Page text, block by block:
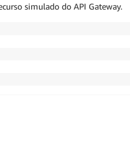
simulado do API Gateway.